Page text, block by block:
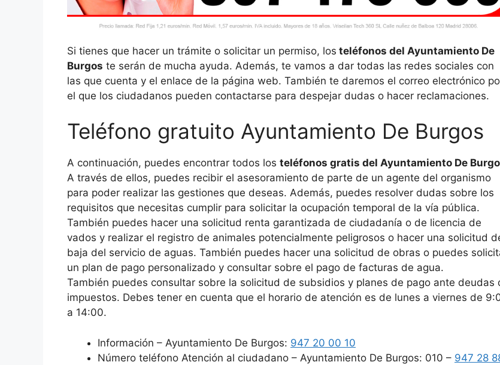
Si tienes que hacer un trámite o solicitar un permiso, los teléfonos del Ayuntamiento De
Burgos te serán de mucha ayuda. Además, te vamos a dar todas las redes sociales con
las que cuenta y el enlace de la página web. También te daremos el correo electrónico
el que los ciudadanos pueden contactarse para despejar dudas o hacer reclamaciones.
Teléfono gratuito Ayuntamiento De Burgos
A continuación, puedes encontrar todos los teléfonos gratis del Ayuntamiento De
A través de ellos, puedes recibir el asesoramiento de parte de un agente del organismo
para poder realizar las gestiones que deseas. Además, puedes resolver dudas sobre los
requisitos que necesitas cumplir para solicitar la ocupación temporal de la vía pública.
También puedes hacer una solicitud renta garantizada de ciudadanía o de licencia de
vados y realizar el registro de animales potencialmente peligrosos o hacer una solicitud
baja del servicio de aguas. También puedes hacer una solicitud de obras o puedes
un plan de pago personalizado y consultar sobre el pago de facturas de agua.
También puedes consultar sobre la solicitud de subsidios y planes de pago ante deudas
impuestos. Debes tener en cuenta que el horario de atención es de lunes a viernes de
a 14:00.
Información – Ayuntamiento De Burgos: 947 20 00 10
Número teléfono Atención al ciudadano – Ayuntamiento De Burgos: 010 – 947 28